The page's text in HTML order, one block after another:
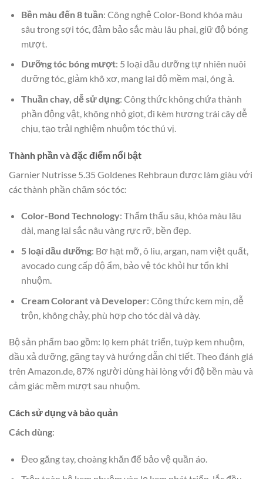
Bền màu đến 8 tuần: Công nghệ Color-Bond khóa màu
sâu trong sợi tóc, đảm bảo sắc màu lâu phai, giữ độ bóng
mượt.
Dưỡng tóc bóng mượt: 5 loại dầu dưỡng tự nhiên nuôi
dưỡng tóc, giảm khô xơ, mang lại độ mềm mại, óng ả.
Thuần chay, dễ sử dụng: Công thức không chứa thành
phần động vật, không nhỏ giọt, đi kèm hương trái cây dễ
chịu, tạo trải nghiệm nhuộm tóc thú vị.
Thành phần và đặc điểm nổi bật
Garnier Nutrisse 5.35 Goldenes Rehbraun được làm giàu với
các thành phần chăm sóc tóc:
Color-Bond Technology: Thẩm thấu sâu, khóa màu lâu
dài, mang lại sắc nâu vàng rực rỡ, bền đẹp.
5 loại dầu dưỡng: Bơ hạt mỡ, ô liu, argan, nam việt quất,
avocado cung cấp độ ẩm, bảo vệ tóc khỏi hư tổn khi
nhuộm.
Cream Colorant và Developer: Công thức kem mịn, dễ
trộn, không chảy, phù hợp cho tóc dài và dày.
Bộ sản phẩm bao gồm: lọ kem phát triển, tuýp kem nhuộm,
dầu xả dưỡng, găng tay và hướng dẫn chi tiết. Theo đánh giá
trên Amazon.de, 87% người dùng hài lòng với độ bền màu và
cảm giác mềm mượt sau nhuộm.
Cách sử dụng và bảo quản
Cách dùng:
Đeo găng tay, choàng khăn để bảo vệ quần áo.